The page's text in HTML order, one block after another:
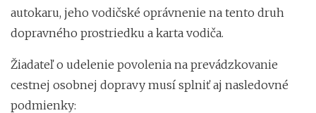
autokaru, jeho vodičské oprávnenie na tento druh
dopravného prostriedku a karta vodiča.
Žiadateľ o udelenie povolenia na prevádzkovanie
cestnej osobnej dopravy musí splniť aj nasledovné
podmienky: